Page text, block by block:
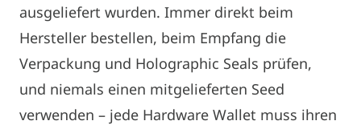
ausgeliefert wurden. Immer direkt beim
Hersteller bestellen, beim Empfang die
Verpackung und Holographic Seals prüfen,
und niemals einen mitgelieferten Seed
verwenden – jede Hardware Wallet muss ihren